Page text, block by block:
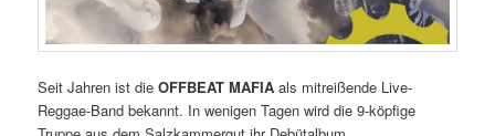
Seit Jahren ist dieOFFBEAT MAFIA als mitreißende Live-
Reggae-Band bekannt. In wenigen Tagen wird die 9-köpfige